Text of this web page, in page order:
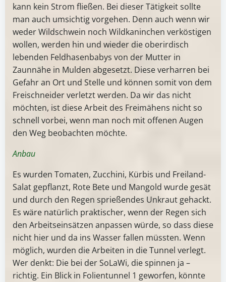
kann kein Strom fließen. Bei dieser Tätigkeit sollte
man auch umsichtig vorgehen. Denn auch wenn wir
weder Wildschwein noch Wildkaninchen verköstigen
wollen, werden hin und wieder die oberirdisch
lebenden Feldhasenbabys von der Mutter in
Zaunnähe in Mulden abgesetzt. Diese verharren bei
Gefahr an Ort und Stelle und können somit von dem
Freischneider verletzt werden. Da wir das nicht
möchten, ist diese Arbeit des Freimähens nicht so
schnell vorbei, wenn man noch mit offenen Augen
den Weg beobachten möchte.
Anbau
Es wurden Tomaten, Zucchini, Kürbis und Freiland-
Salat gepflanzt, Rote Bete und Mangold wurde gesät
und durch den Regen sprießendes Unkraut gehackt.
Es wäre natürlich praktischer, wenn der Regen sich
den Arbeitseinsätzen anpassen würde, so dass diese
nicht hier und da ins Wasser fallen müssten. Wenn
möglich, wurden die Arbeiten in die Tunnel verlegt.
Wer denkt: Die bei der SoLaWi, die spinnen ja –
richtig. Ein Blick in Folientunnel 1 geworfen, könnte